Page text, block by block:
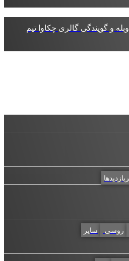
گویندگیگالری چکاواتیم
سایر